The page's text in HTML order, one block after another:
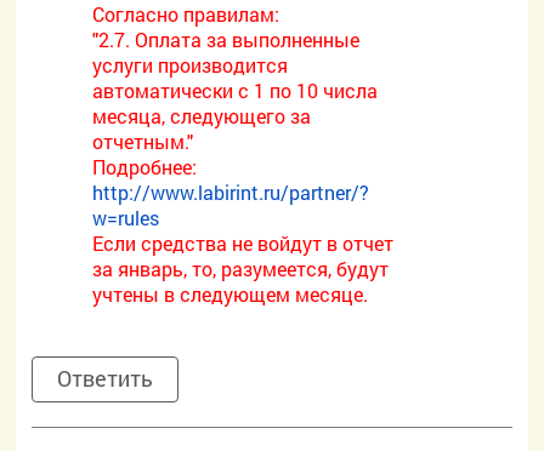
Согласно правилам:
"2.7. Оплата за выполненные
услуги производится
автоматически с 1 по 10 числа
месяца, следующего за
отчетным."
Подробнее:
http://www.labirint.ru/partner/?
w=rules
Если средства не войдут в отчет
за январь, то, разумеется, будут
учтены в следующем месяце.
Ответить